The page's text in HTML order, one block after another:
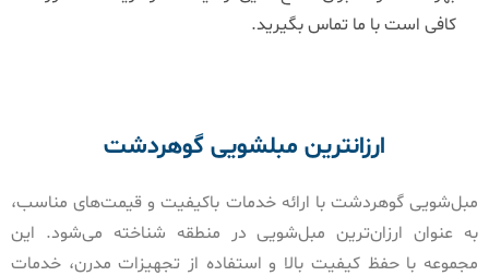
کافی است با ما تماس بگیرید.
ارزانترین مبلشویی گوهردشت
مبل‌شویی گوهردشت با ارائه خدمات باکیفیت و قیمت‌های مناسب،
به عنوان ارزان‌ترین مبل‌شویی در منطقه شناخته می‌شود. این
مجموعه با حفظ کیفیت بالا و استفاده از تجهیزات مدرن، خدمات